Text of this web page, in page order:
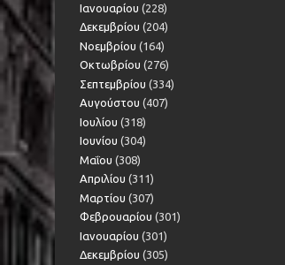
Ιανουαρίου (228)
Δεκεμβρίου (204)
Νοεμβρίου (164)
Οκτωβρίου (276)
Σεπτεμβρίου (334)
Αυγούστου (407)
Ιουλίου (318)
Ιουνίου (304)
Μαΐου (308)
Απριλίου (311)
Μαρτίου (307)
Φεβρουαρίου (301)
Ιανουαρίου (301)
Δεκεμβρίου (305)